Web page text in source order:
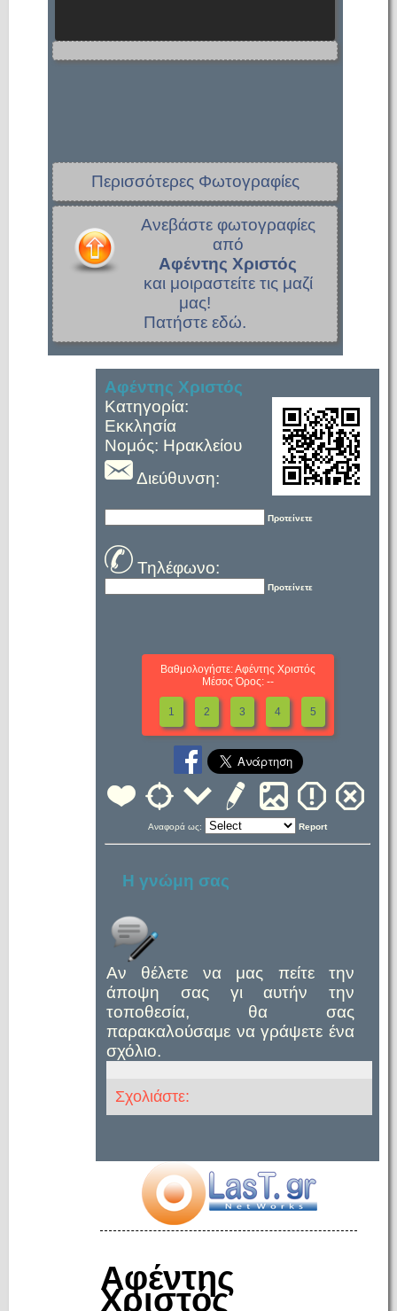
Περισσότερες Φωτογραφίες
Ανεβάστε φωτογραφίες
από
Αφέντης Χριστός
και μοιραστείτε τις μαζί
μας!
Πατήστε εδώ.
Αφέντης Χριστός
Κατηγορία:
Εκκλησία
Νομός: Ηρακλείου
Διεύθυνση:
Προτείνετε
Τηλέφωνο:
Προτείνετε
Βαθμολογήστε: Αφέντης Χριστός
Μέσος Όρος: --
1 2 3 4 5
Αναφορά ως: Report
Η γνώμη σας
Αν θέλετε να μας πείτε την
άποψη σας γι αυτήν την
τοποθεσία, θα σας
παρακαλούσαμε να γράψετε ένα
σχόλιο.
Σχολιάστε:
Αφέντης
Χριστός